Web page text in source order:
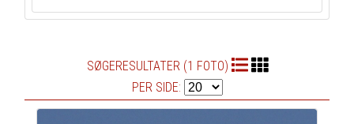
SØGERESULTATER (1 FOTO)
PER SIDE: